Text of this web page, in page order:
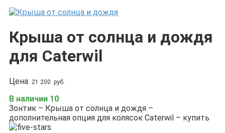
Крыша от солнца и дождя
для Caterwil
Цена: 21 200 руб.
В наличии 10
Зонтик – Крыша от солнца и дождя –
дополнительная опция для колясок Caterwil – купить